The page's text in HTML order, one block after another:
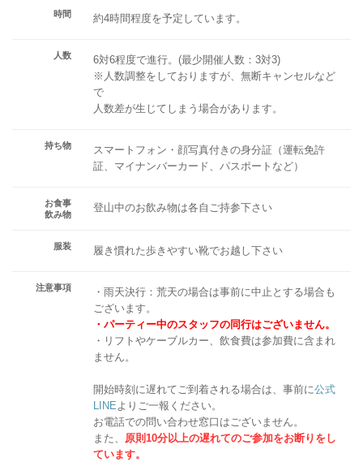
時間 約4時間程度を予定しています。
人数
6対6程度で進行。(最少開催人数：3対3)
※人数調整をしておりますが、無断キャンセルなど
で
人数差が生じてしまう場合があります。
持ち物
スマートフォン・顔写真付きの身分証（運転免許
証、マイナンバーカード、パスポートなど）
お食事
飲み物
登山中のお飲み物は各自ご持参下さい
服装 履き慣れた歩きやすい靴でお越し下さい
注意事項
・雨天決行：荒天の場合は事前に中止とする場合も
ございます。
・パーティー中のスタッフの同行はございません。
・リフトやケーブルカー、飲食費は参加費に含まれ
ません。
開始時刻に遅れてご到着される場合は、事前に公式
LINE よりご一報ください。
お電話での問い合わせ窓口はございません。
また、 原則10分以上の遅れてのご参加をお断りをし
ています。